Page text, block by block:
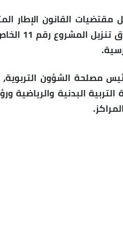
القانون الإطار
والبحث
البدنية والرياضية